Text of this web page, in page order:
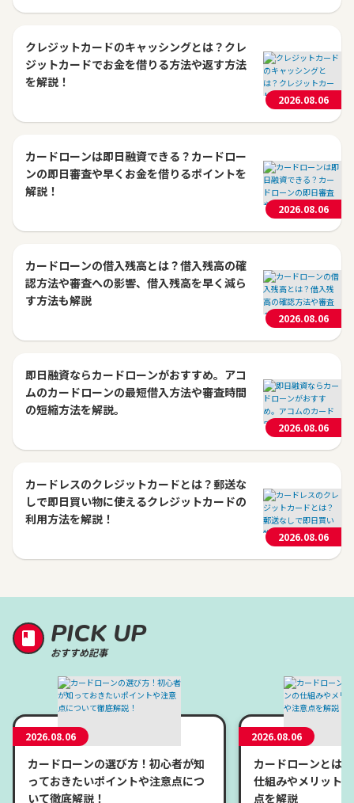
クレジットカードのキャッシングとは？クレ
ジットカードでお金を借りる方法や返す方法
を解説！
2026.08.06
カードローンは即日融資できる？カードロー
ンの即日審査や早くお金を借りるポイントを
解説！
2026.08.06
カードローンの借入残高とは？借入残高の確
認方法や審査への影響、借入残高を早く減ら
す方法も解説
2026.08.06
即日融資ならカードローンがおすすめ。アコ
ムのカードローンの最短借入方法や審査時間
の短縮方法を解説。
2026.08.06
カードレスのクレジットカードとは？郵送な
しで即日買い物に使えるクレジットカードの
利用方法を解説！
2026.08.06
PICK UP
おすすめ記事
2026.08.06
カードローンの選び方！初心者が知
っておきたいポイントや注意点につ
いて徹底解説！
2026.08.06
カードローンとは
仕組みやメリット
点を解説